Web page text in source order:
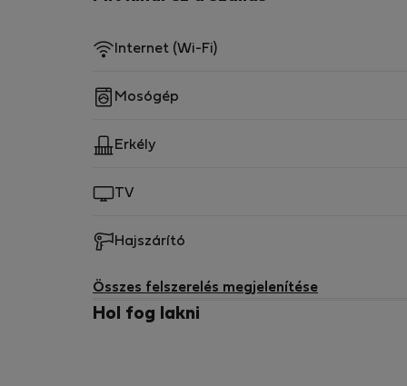
Internet (Wi-Fi)
Mosógép
Erkély
TV
Hajszárító
Összes felszerelés megjelenítése
Hol fog lakni